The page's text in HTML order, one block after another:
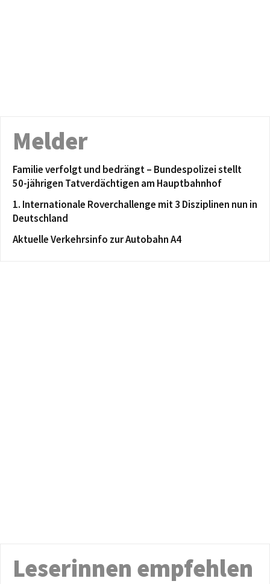
Melder
Familie verfolgt und bedrängt – Bundespolizei stellt
50-jährigen Tatverdächtigen am Hauptbahnhof
1. Internationale Roverchallenge mit 3 Disziplinen nun in
Deutschland
Aktuelle Verkehrsinfo zur Autobahn A4
Leserinnen empfehlen